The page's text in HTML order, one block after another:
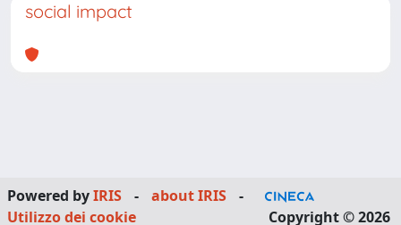
social impact
Powered byIRIS - about IRIS
-
Utilizzo dei cookie
Copyright © 2026